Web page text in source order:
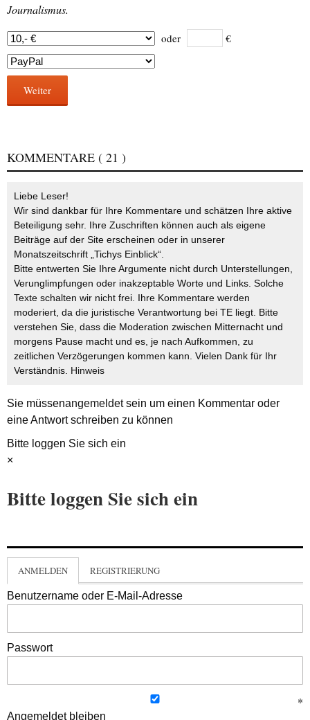
Journalismus.
oder €
Weiter
KOMMENTARE ( 21 )
Liebe Leser!
Wir sind dankbar für Ihre Kommentare und schätzen Ihre aktive
Beteiligung sehr. Ihre Zuschriften können auch als eigene
Beiträge auf der Site erscheinen oder in unserer
Monatszeitschrift „Tichys Einblick“.
Bitte entwerten Sie Ihre Argumente nicht durch Unterstellungen,
Verunglimpfungen oder inakzeptable Worte und Links. Solche
Texte schalten wir nicht frei. Ihre Kommentare werden
moderiert, da die juristische Verantwortung bei TE liegt. Bitte
verstehen Sie, dass die Moderation zwischen Mitternacht und
morgens Pause macht und es, je nach Aufkommen, zu
zeitlichen Verzögerungen kommen kann. Vielen Dank für Ihr
Verständnis. Hinweis
Sie müssenangemeldetsein um einen Kommentar oder
eine Antwort schreiben zu können
Bitte loggen Sie sich ein
×
Bitte loggen Sie sich ein
ANMELDEN REGISTRIERUNG
Benutzername oder E-Mail-Adresse
Passwort
Angemeldet bleiben